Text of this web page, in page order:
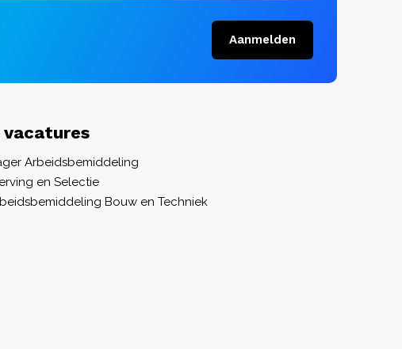
Aanmelden
Arbeidsbemiddeling
en Selectie
Bouw en Techniek